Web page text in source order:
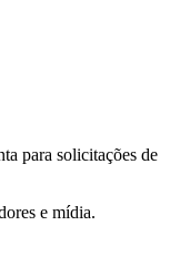
para solicitações de
e mídia.